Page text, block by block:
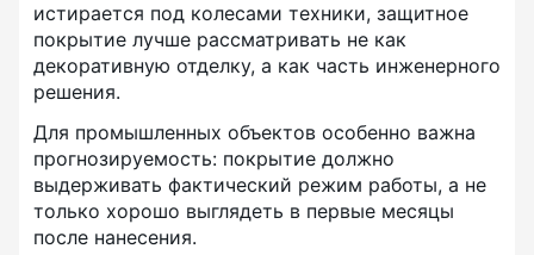
истирается под колесами техники, защитное
покрытие лучше рассматривать не как
декоративную отделку, а как часть инженерного
решения.
Для промышленных объектов особенно важна
прогнозируемость: покрытие должно
выдерживать фактический режим работы, а не
только хорошо выглядеть в первые месяцы
после нанесения.